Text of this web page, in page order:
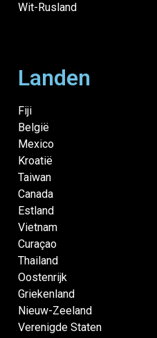
Wit-Rusland
Landen
Fiji
België
Mexico
Kroatië
Taiwan
Canada
Estland
Vietnam
Curaçao
Thailand
Oostenrijk
Griekenland
Nieuw-Zeeland
Verenigde Staten